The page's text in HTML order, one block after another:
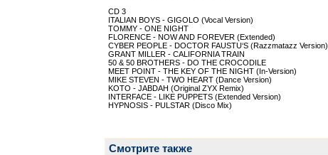
CD 3
ITALIAN BOYS - GIGOLO (Vocal Version)
TOMMY - ONE NIGHT
FLORENCE - NOW AND FOREVER (Extended)
CYBER PEOPLE - DOCTOR FAUSTU‘S (Razzmatazz Version)
GRANT MILLER - CALIFORNIA TRAIN
50 & 50 BROTHERS - DO THE CROCODILE
MEET POINT - THE KEY OF THE NIGHT (In-Version)
MIKE STEVEN - TWO HEART (Dance Version)
KOTO - JABDAH (Original ZYX Remix)
INTERFACE - LIKE PUPPETS (Extended Version)
HYPNOSIS - PULSTAR (Disco Mix)
Смотрите также